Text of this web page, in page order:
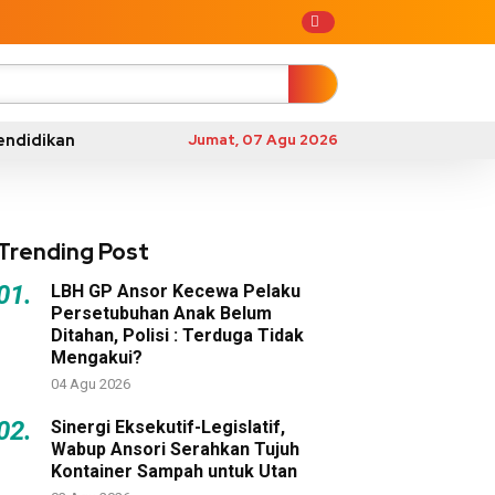
Jumat, 07 Agu 2026
Post
LBH GP Ansor Kecewa Pelaku
Persetubuhan Anak Belum
Ditahan, Polisi : Terduga Tidak
Mengakui?
04 Agu 2026
Sinergi Eksekutif-Legislatif,
Wabup Ansori Serahkan Tujuh
Kontainer Sampah untuk Utan